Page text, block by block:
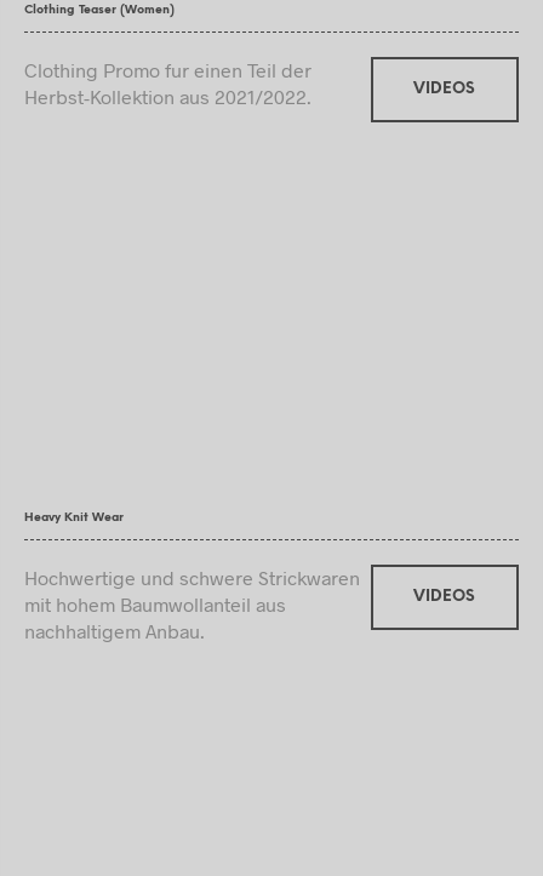
Clothing Teaser (Women)
Clothing Promo fur einen Teil der
Herbst-Kollektion aus 2021/2022.
VIDEOS
Heavy Knit Wear
Hochwertige und schwere Strickwaren
mit hohem Baumwollanteil aus
nachhaltigem Anbau.
VIDEOS